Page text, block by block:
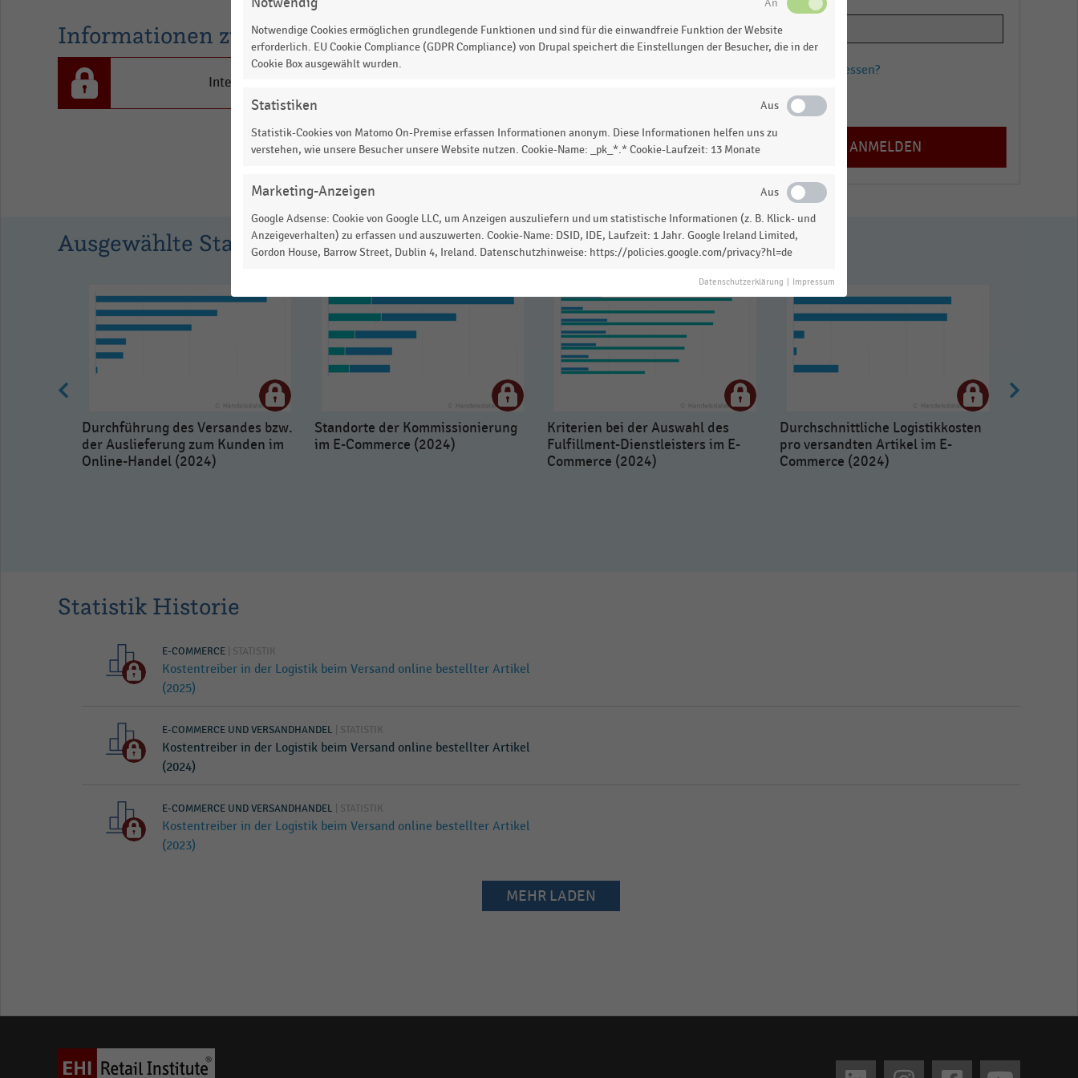
in
Prozent.
-0.08135846153846155
1.0071789743589743.
Informationen zur Statistik
Interesse an den Inhalten zur Statistik? Jetzt einloggen oder
Passwort vergessen?
Registrieren
Ausgewählte Statistiken
Durchführung des Versandes bzw.
der Auslieferung zum Kunden im
Online-Handel (2024)
Standorte der Kommissionierung
im E-Commerce (2024)
Kriterien bei der Auswahl des
Fulfillment-Dienstleisters im E-
Commerce (2024)
Durchschnittliche Logistikkosten
pro versandten Artikel im E-
Commerce (2024)
Statistik Historie
E-COMMERCE | STATISTIK
Kostentreiber in der Logistik beim Versand online bestellter Artikel
(2025)
E-COMMERCE UND VERSANDHANDEL | STATISTIK
Kostentreiber in der Logistik beim Versand online bestellter Artikel
(2024)
E-COMMERCE UND VERSANDHANDEL | STATISTIK
Kostentreiber in der Logistik beim Versand online bestellter Artikel
(2023)
MEHR LADEN
Notwendige Cookies ermöglichen grundlegende Funktionen und sind für die einwandfreie Funktion der Website
erforderlich. EU Cookie Compliance (GDPR Compliance) von Drupal speichert die Einstellungen der Besucher, die in der
Cookie Box ausgewählt wurden.
Statistiken
Statistik-Cookies von Matomo On-Premise erfassen Informationen anonym. Diese Informationen helfen uns zu
verstehen, wie unsere Besucher unsere Website nutzen. Cookie-Name: _pk_*.* Cookie-Laufzeit: 13 Monate
Marketing-Anzeigen
Google Adsense: Cookie von Google LLC, um Anzeigen auszuliefern und um statistische Informationen (z. B. Klick- und
Anzeigeverhalten) zu erfassen und auszuwerten. Cookie-Name: DSID, IDE, Laufzeit: 1 Jahr. Google Ireland Limited,
Gordon House, Barrow Street, Dublin 4, Ireland. Datenschutzhinweise: https://policies.google.com/privacy?hl=de
Datenschutzerklärung Impressum